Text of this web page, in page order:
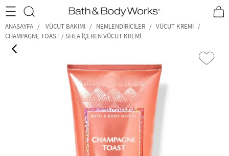
•2200₺ ve Üzeri Kargo Ücretsiz!• *Promosyon Detayları
ANASAYFA VÜCUT BAKIMI NEMLENDIRICILER
VÜCUT KREMI
CHAMPAGNE TOAST / SHEA İÇEREN VÜCUT KREMI